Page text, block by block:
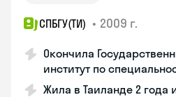
СПБГУ(ТИ) • 2009 г.
Окончила
институт по
Жила в Таиланде 2 года